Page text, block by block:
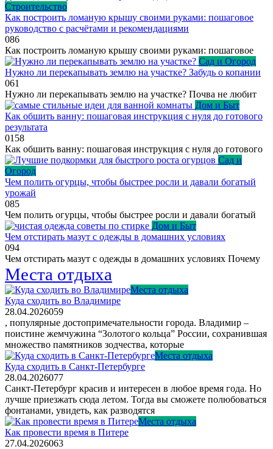
Строительство
Как построить ломаную крышу своими руками: пошаговое
руководство с расчётами и рекомендациями
086
Как построить ломаную крышу своими руками: пошаговое
Сад и Огород
Нужно ли перекапывать землю на участке? Забудь о копании
061
Нужно ли перекапывать землю на участке? Почва не любит
Дом и Быт
Как обшить ванну: пошаговая инструкция с нуля до готового
результата
0158
Как обшить ванну: пошаговая инструкция с нуля до готового
Сад и
Огород
Чем полить огурцы, чтобы быстрее росли и давали богатый
урожай
085
Чем полить огурцы, чтобы быстрее росли и давали богатый
Дом и Быт
Чем отстирать мазут с одежды в домашних условиях
094
Чем отстирать мазут с одежды в домашних условиях Почему
Места отдыха
Места отдыха
Куда сходить во Владимире
28.04.2026059
, популярные достопримечательности города. Владимир –
поистине жемчужина “Золотого кольца” России, сохранившая
множество памятников зодчества, которые
Места отдыха
Куда сходить в Санкт-Петербурге
28.04.2026077
Санкт-Петербург красив и интересен в любое время года. Но
лучше приезжать сюда летом. Тогда вы сможете полюбоваться
фонтанами, увидеть, как разводятся
Места отдыха
Как провести время в Питере
27.04.2026063